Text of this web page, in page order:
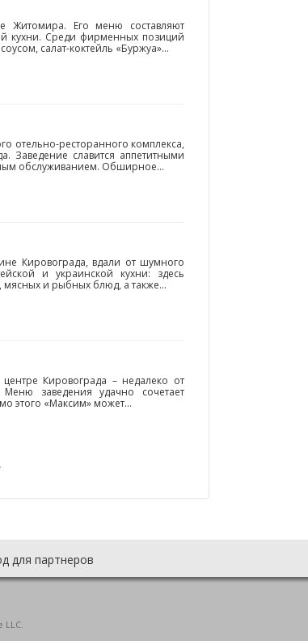
Житомира. Его меню составляют
кухни. Среди фирменных позиций
салат-коктейль «Буржуа»...
отельно-ресторанного комплекса,
Заведение славится аппетитными
обслуживанием. Обширное...
Кировограда, вдали от шумного
и украинской кухни: здесь
мясных и рыбных блюд, а также...
Кировограда – недалеко от
Меню заведения удачно сочетает
этого «Максим» может...
для партнеров